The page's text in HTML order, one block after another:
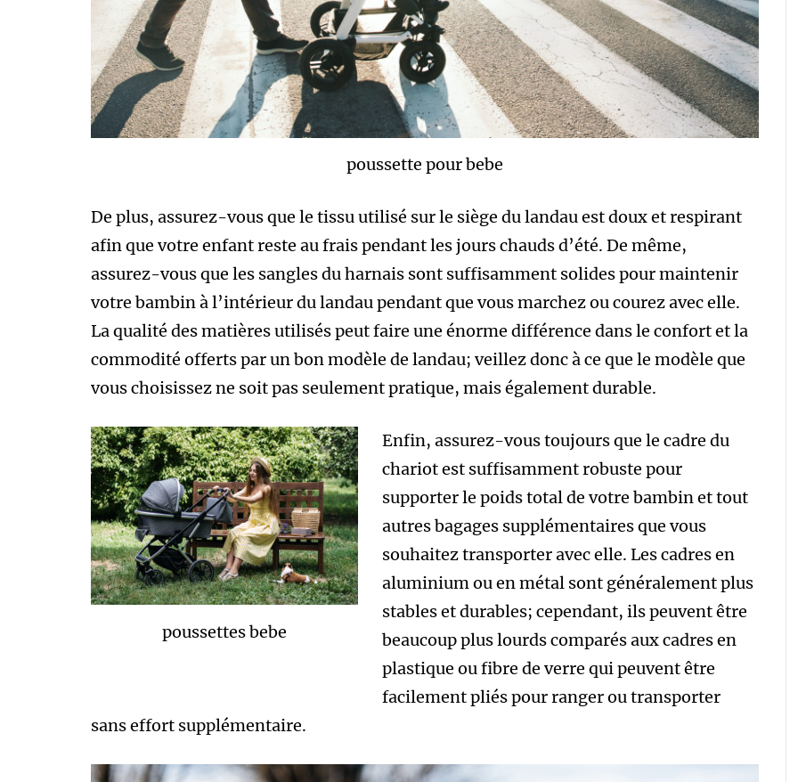
poussette pour bebe
De plus, assurez-vous que le tissu utilisé sur le siège du landau est doux et respirant
afin que votre enfant reste au frais pendant les jours chauds d’été. De même,
assurez-vous que les sangles du harnais sont suffisamment solides pour maintenir
votre bambin à l’intérieur du landau pendant que vous marchez ou courez avec elle.
La qualité des matières utilisés peut faire une énorme différence dans le confort et la
commodité offerts par un bon modèle de landau; veillez donc à ce que le modèle que
vous choisissez ne soit pas seulement pratique, mais également durable.
poussettes bebe
Enfin, assurez-vous toujours que le cadre du
chariot est suffisamment robuste pour
supporter le poids total de votre bambin et tout
autres bagages supplémentaires que vous
souhaitez transporter avec elle. Les cadres en
aluminium ou en métal sont généralement plus
stables et durables; cependant, ils peuvent être
beaucoup plus lourds comparés aux cadres en
plastique ou fibre de verre qui peuvent être
facilement pliés pour ranger ou transporter
sans effort supplémentaire.